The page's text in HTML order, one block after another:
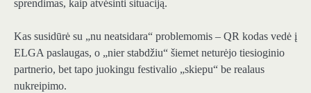
sprendimas, kaip atvėsinti situaciją.
Kas susidūrė su „nu neatsidara“ problemomis – QR kodas vedė į
ELGA paslaugas, o „nier stabdžiu“ šiemet neturėjo tiesioginio
partnerio, bet tapo juokingu festivalio „skiepu“ be realaus
nukreipimo.